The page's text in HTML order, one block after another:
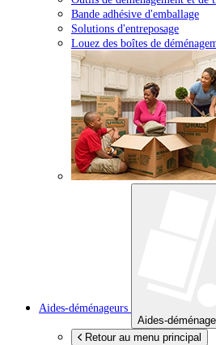
Bande adhésive d'emballage
Solutions d'entreposage
Louez des boîtes de
Aides-déménageurs
Aides-
Retour au menu principal